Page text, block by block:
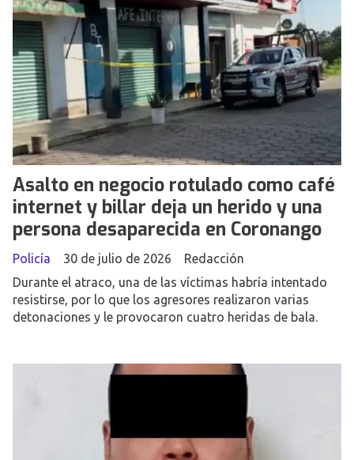
Asalto en negocio rotulado como café
internet y billar deja un herido y una
persona desaparecida en Coronango
Redacción
Policía
30 de julio de 2026
Durante el atraco, una de las víctimas habría intentado
resistirse, por lo que los agresores realizaron varias
detonaciones y le provocaron cuatro heridas de bala.